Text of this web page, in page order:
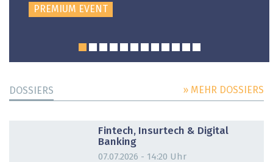
PREMIUM EVENT
DOSSIERS » MEHR DOSSIERS
Fintech, Insurtech & Digital
Banking
07.07.2026 - 14:20 Uhr